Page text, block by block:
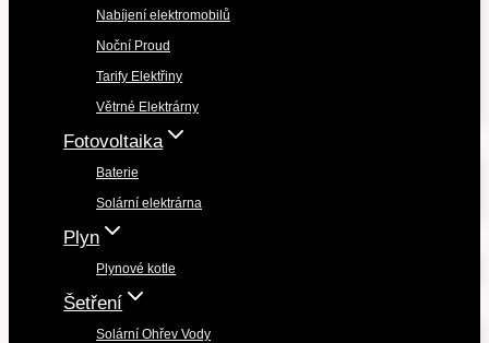
Nabíjení elektromobilů
Noční Proud
Tarify Elektřiny
Větrné Elektrárny
Fotovoltaika
Baterie
Solární elektrárna
Plyn
Plynové kotle
Šetření
Solární Ohřev Vody